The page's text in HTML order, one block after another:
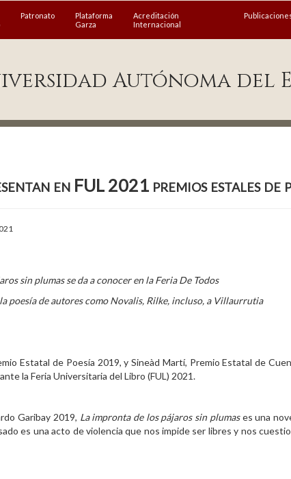
Patronato
Plataforma
Garza
Acreditación
Internacional
Autónoma del
en FUL 2021 premios estales de
sin plumas se da a conocer en la Feria De Todos
poesía de autores como Novalis, Rilke, incluso, a Villaurrutia
Estatal de Poesía 2019, y Sineàd Martí, Premio Estatal de
la Feria Universitaria del Libro (FUL) 2021.
Garibay 2019, La impronta de los pájaros sin plumases una
es una acto de violencia que nos impide ser libres y nos